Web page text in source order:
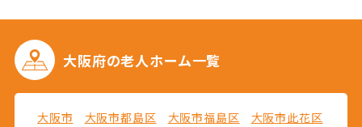
大阪府の老人ホーム一覧
大阪市 大阪市都島区 大阪市福島区
大阪市此花区